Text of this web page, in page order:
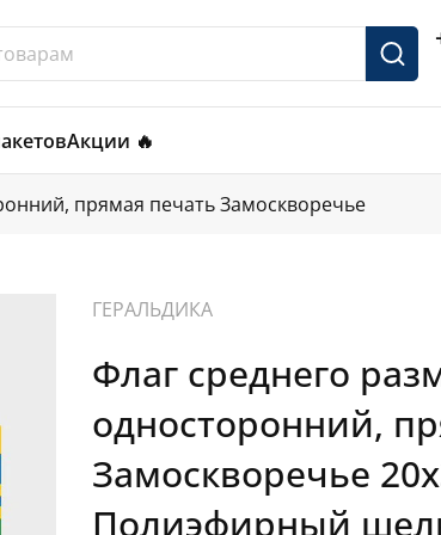
Акции 🔥
прямая печать Замоскворечье
ГЕРАЛЬДИКА
Флаг среднего
односторонний,
Замоскворечье
Полиэфирный